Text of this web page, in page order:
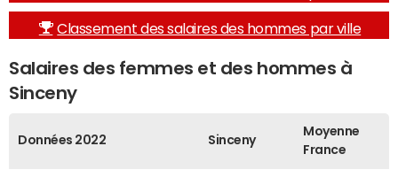
Classement des salaires des hommes par ville
Salaires des femmes et des hommes à
Sinceny
Données 2022 Sinceny
Moyenne
France